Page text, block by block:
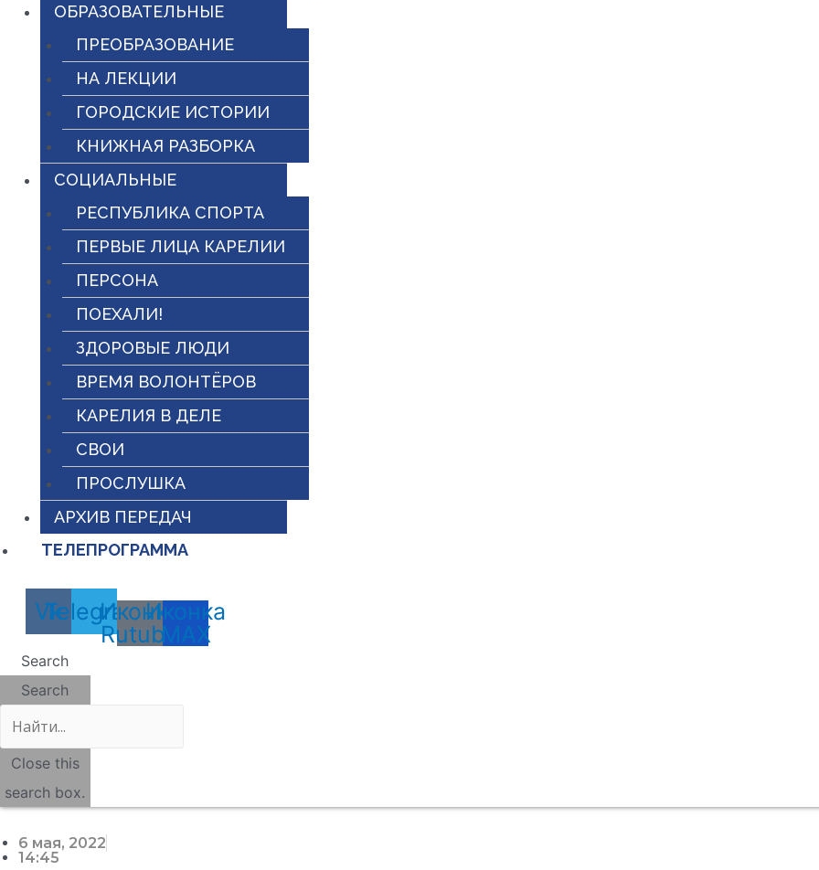
ОБРАЗОВАТЕЛЬНЫЕ
ПРЕОБРАЗОВАНИЕ
НА ЛЕКЦИИ
ГОРОДСКИЕ ИСТОРИИ
КНИЖНАЯ РАЗБОРКА
СОЦИАЛЬНЫЕ
РЕСПУБЛИКА СПОРТА
ПЕРВЫЕ ЛИЦА КАРЕЛИИ
ПЕРСОНА
ПОЕХАЛИ!
ЗДОРОВЫЕ ЛЮДИ
ВРЕМЯ ВОЛОНТЁРОВ
КАРЕЛИЯ В ДЕЛЕ
СВОИ
ПРОСЛУШКА
АРХИВ ПЕРЕДАЧ
ТЕЛЕПРОГРАММА
Vk
Telegram
Иконка
Rutube
Иконка
MAX
Search
Search
Close this
search box.
6 мая, 2022
14:45